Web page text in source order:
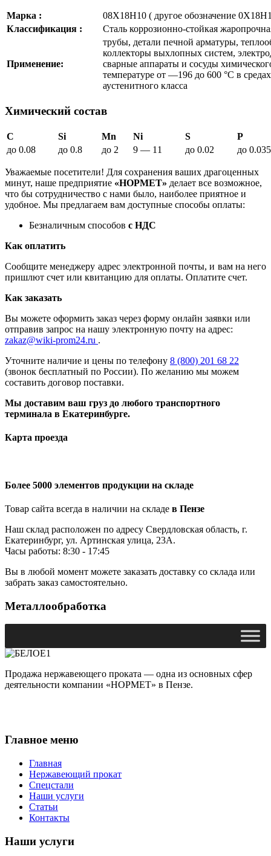
Марка :
08Х18Н10 ( другое обозначение
Классификация :
Сталь коррозионно-стойкая
Применение:
трубы, детали печной арматуры,
коллекторы выхлопных систем,
сварные аппараты и сосуды
температуре от —196 до 600 °С в
аустенитного класса
Химический состав
C Si Mn Ni S
P
до 0.08
до 0.8 до 2 9 — 11 до 0.02 до 0.035
Уважаемые посетители! Для сохранения ваших драгоценных
минут, наше предприятие «НОРМЕТ» делает все возможное,
что бы сотрудничество с нами было, наиболее приятное и
удобное. Мы предлагаем вам доступные способы оплаты:
Безналичным способов с НДС
Как оплатить
Сообщите менеджеру адрес электронной почты, и вам на него
пришлют счет или квитанцию для оплаты. Оплатите счет.
Как заказать
Вы можете оформить заказ через форму онлайн заявки или
отправив запрос на нашу электронную почту на адрес:
zakaz@wiki-prom24.ru .
Уточните наличие и цены по телефону 8 (800) 201 68 22
(звонок бесплатный по России). По желанию мы можем
составить договор поставки.
Мы доставим ваш груз до любого транспортного
терминала в Екатеринбурге.
Карта проезда
Более 5000 элементов продукции на складе
Товар сайта всегда в наличии на складе в Пензе
Наш склад расположен по адресу Свердловская область, г.
Екатеринбург, ул. Артинская улица, 23А.
Часы работы: 8:30 - 17:45
Вы в любой момент можете заказать доставку со склада или
забрать заказ самостоятельно.
Металлообработка
Продажа нержавеющего проката — одна из основных сфер
деятельности компании «НОРМЕТ» в Пензе.
Главное меню
Главная
Нержавеющий прокат
Спецстали
Наши услуги
Статьи
Контакты
Наши услуги